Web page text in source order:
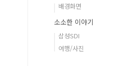
배경화면
소소한 이야기
삼성SDI
여행/사진